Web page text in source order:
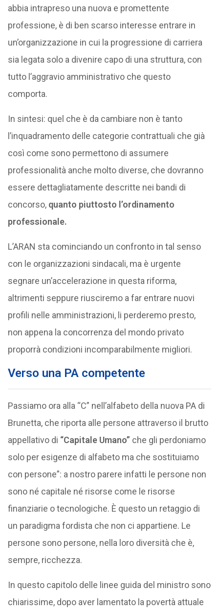
abbia intrapreso una nuova e promettente
professione, è di ben scarso interesse entrare in
un’organizzazione in cui la progressione di carriera
sia legata solo a divenire capo di una struttura, con
tutto l’aggravio amministrativo che questo
comporta.
In sintesi: quel che è da cambiare non è tanto
l’inquadramento delle categorie contrattuali che già
così come sono permettono di assumere
professionalità anche molto diverse, che dovranno
essere dettagliatamente descritte nei bandi di
concorso, quanto piuttosto l’ordinamento
professionale.
L’ARAN sta cominciando un confronto in tal senso
con le organizzazioni sindacali, ma è urgente
segnare un’accelerazione in questa riforma,
altrimenti seppure riusciremo a far entrare nuovi
profili nelle amministrazioni, li perderemo presto,
non appena la concorrenza del mondo privato
proporrà condizioni incomparabilmente migliori.
Verso una PA competente
Passiamo ora alla “C” nell’alfabeto della nuova PA di
Brunetta, che riporta alle persone attraverso il brutto
appellativo di “Capitale Umano” che gli perdoniamo
solo per esigenze di alfabeto ma che sostituiamo
con persone”: a nostro parere infatti le persone non
sono né capitale né risorse come le risorse
finanziarie o tecnologiche. È questo un retaggio di
un paradigma fordista che non ci appartiene. Le
persone sono persone, nella loro diversità che è,
sempre, ricchezza.
In questo capitolo delle linee guida del ministro sono
chiarissime, dopo aver lamentato la povertà attuale